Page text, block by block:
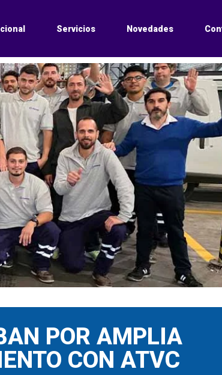
Servicios Novedades
POR AMPLIA
CON ATVC